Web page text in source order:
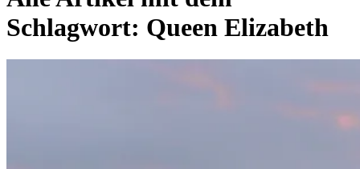
Schlagwort: Queen Elizabeth